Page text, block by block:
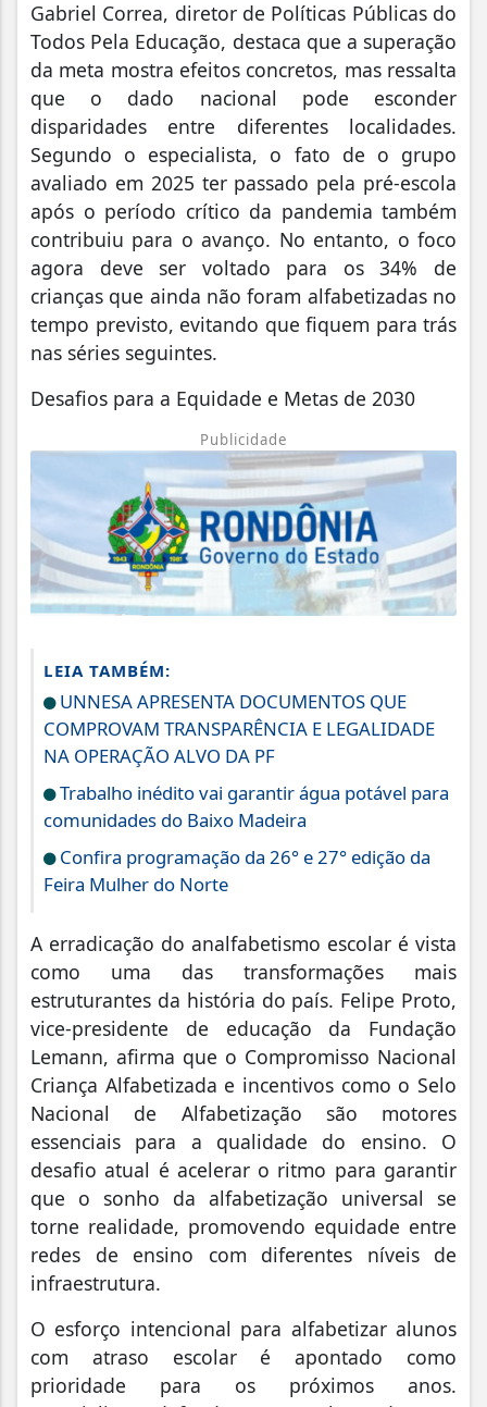
Gabriel Correa, diretor de Políticas Públicas do
Todos Pela Educação, destaca que a superação
da meta mostra efeitos concretos, mas ressalta
que o dado nacional pode esconder
disparidades entre diferentes localidades.
Segundo o especialista, o fato de o grupo
avaliado em 2025 ter passado pela pré-escola
após o período crítico da pandemia também
contribuiu para o avanço. No entanto, o foco
agora deve ser voltado para os 34% de
crianças que ainda não foram alfabetizadas no
tempo previsto, evitando que fiquem para trás
nas séries seguintes.
Desafios para a Equidade e Metas de 2030
Publicidade
LEIA TAMBÉM:
UNNESA APRESENTA DOCUMENTOS QUE
COMPROVAM TRANSPARÊNCIA E LEGALIDADE
NA OPERAÇÃO ALVO DA PF
Trabalho inédito vai garantir água potável para
comunidades do Baixo Madeira
Confira programação da 26° e 27° edição da
Feira Mulher do Norte
A erradicação do analfabetismo escolar é vista
como uma das transformações mais
estruturantes da história do país. Felipe Proto,
vice-presidente de educação da Fundação
Lemann, afirma que o Compromisso Nacional
Criança Alfabetizada e incentivos como o Selo
Nacional de Alfabetização são motores
essenciais para a qualidade do ensino. O
desafio atual é acelerar o ritmo para garantir
que o sonho da alfabetização universal se
torne realidade, promovendo equidade entre
redes de ensino com diferentes níveis de
infraestrutura.
O esforço intencional para alfabetizar alunos
com atraso escolar é apontado como
prioridade para os próximos anos.